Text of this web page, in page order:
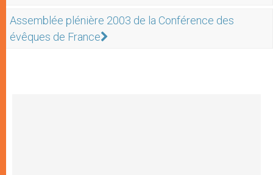
Assemblée plénière 2003 de la Conférence des
évêques de France